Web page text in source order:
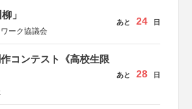
」
ーク協議会
あと 24 日
コンテスト《高校生限
あと 28 日